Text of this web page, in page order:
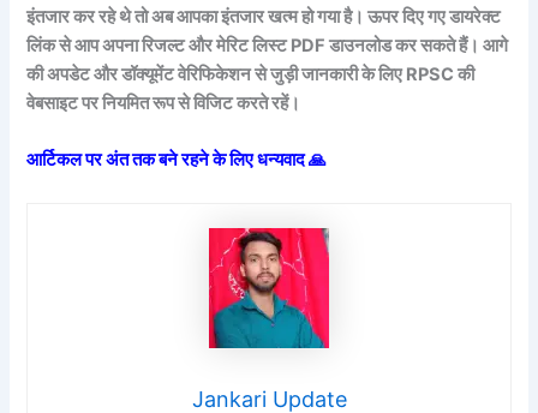
इंतजार कर रहे थे तो अब आपका इंतजार खत्म हो गया है। ऊपर दिए गए डायरेक्ट
लिंक से आप अपना रिजल्ट और मेरिट लिस्ट PDF डाउनलोड कर सकते हैं। आगे
की अपडेट और डॉक्यूमेंट वेरिफिकेशन से जुड़ी जानकारी के लिए RPSC की
वेबसाइट पर नियमित रूप से विजिट करते रहें।
आर्टिकल पर अंत तक बने रहने के लिए धन्यवाद 🙏
Jankari Update